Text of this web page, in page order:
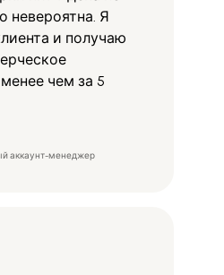
невероятна. Я
и получаю
чем за 5
аккаунт-менеджер